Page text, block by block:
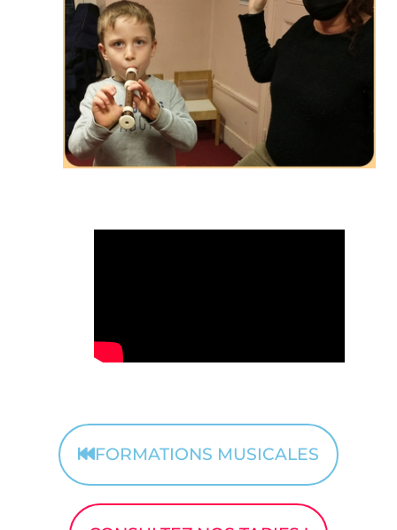
FORMATIONS MUSICALES